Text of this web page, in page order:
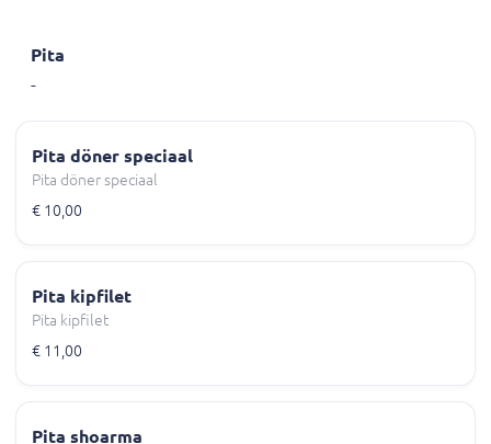
Pita
-
Pita döner speciaal
Pita döner speciaal
€ 10,00
Pita kipfilet
Pita kipfilet
€ 11,00
Pita shoarma